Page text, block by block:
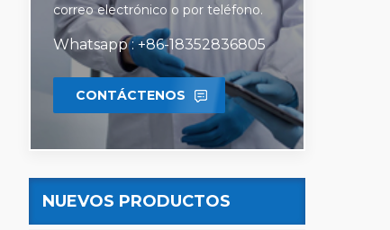
correo electrónico o por teléfono.
Whatsapp : +86-18352836805
CONTÁCTENOS
NUEVOS PRODUCTOS